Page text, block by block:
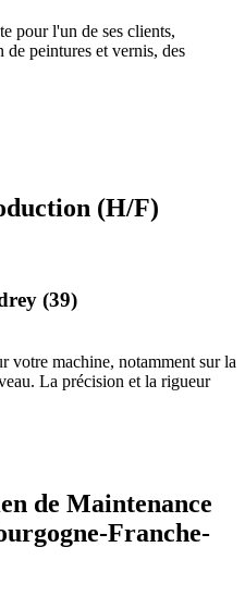
pour l'un de ses clients,
de peintures et vernis, des
(H/F)
(39)
votre machine, notamment sur la
La précision et la rigueur
de Maintenance
Franche-